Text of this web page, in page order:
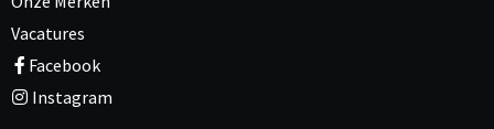
Vacatures
Facebook
Instagram